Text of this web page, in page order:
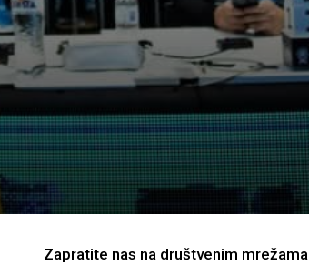
Zapratite nas na društvenim mrežama